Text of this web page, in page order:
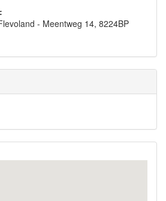
- Meentweg 14, 8224BP